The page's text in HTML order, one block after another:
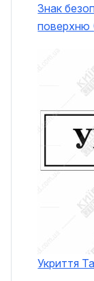
Знак
поверхню
Укриття